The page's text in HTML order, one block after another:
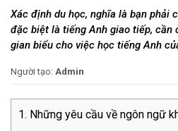
Xác định du học, nghĩa là bạn phải
đặc biệt là tiếng Anh giao tiếp, cần
gian biểu cho việc học tiếng Anh
Người tạo: Admin
Những yêu cầu về ngôn ngữ